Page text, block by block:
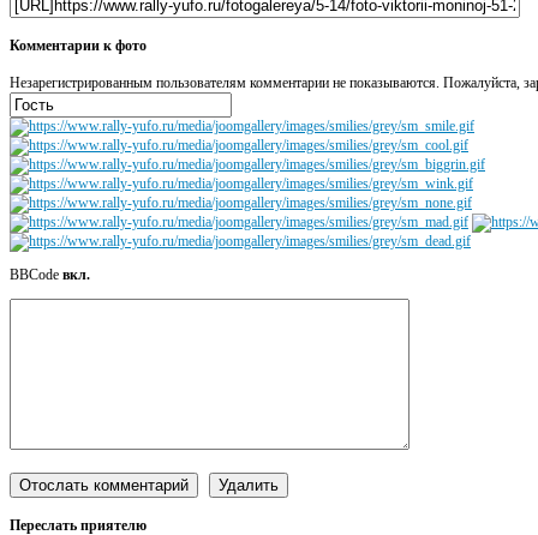
Комментарии к фото
Незарегистрированным пользователям комментарии не показываются. Пожалуйста,
BBCode вкл.
Переслать приятелю